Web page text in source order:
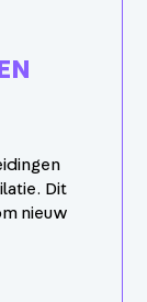
Dit
nieuw